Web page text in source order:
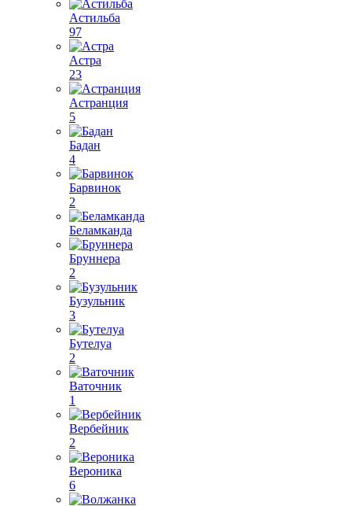
Астильба
97
Астра
23
Астранция
5
Бадан
4
Барвинок
2
Беламканда
Бруннера
2
Бузульник
3
Бутелуа
2
Ваточник
1
Вербейник
2
Вероника
6